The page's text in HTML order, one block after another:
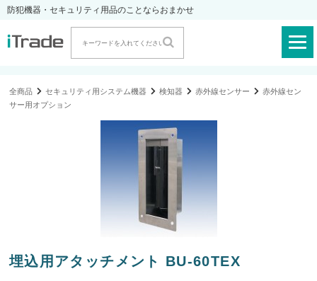
防犯機器・セキュリティ用品のことならおまかせ
全商品 セキュリティ用システム機器 検知器 赤外線センサー
赤外線セン
サー用オプション
埋込用アタッチメント BU-60TEX